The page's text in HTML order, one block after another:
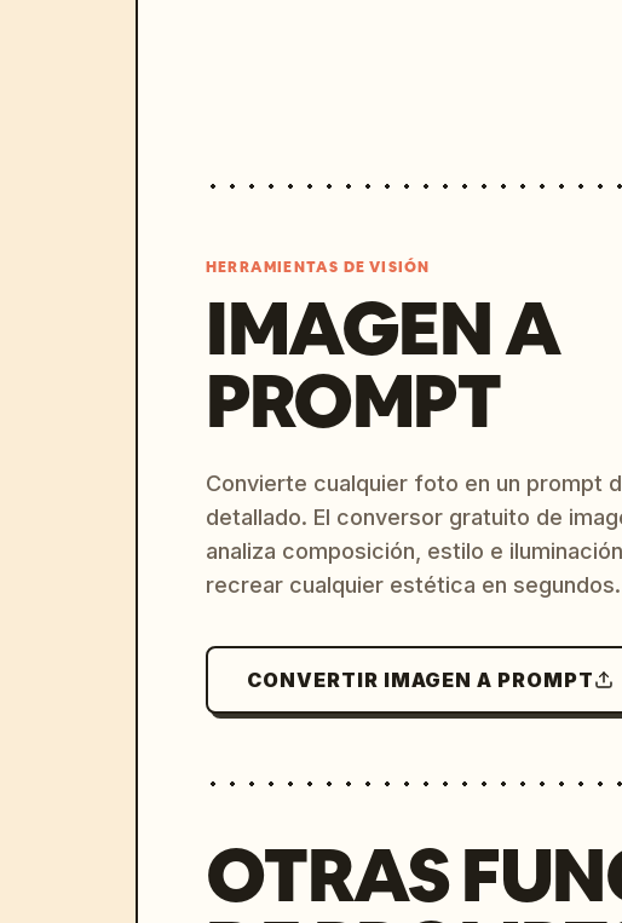
HERRAMIENTAS DE VISIÓN
IMAGEN A
PROMPT
Convierte cualquier foto en un prompt
detallado. El conversor gratuito de
analiza composición, estilo e
recrear cualquier estética en segundos.
CONVERTIR IMAGEN A PROMPT
OTRAS